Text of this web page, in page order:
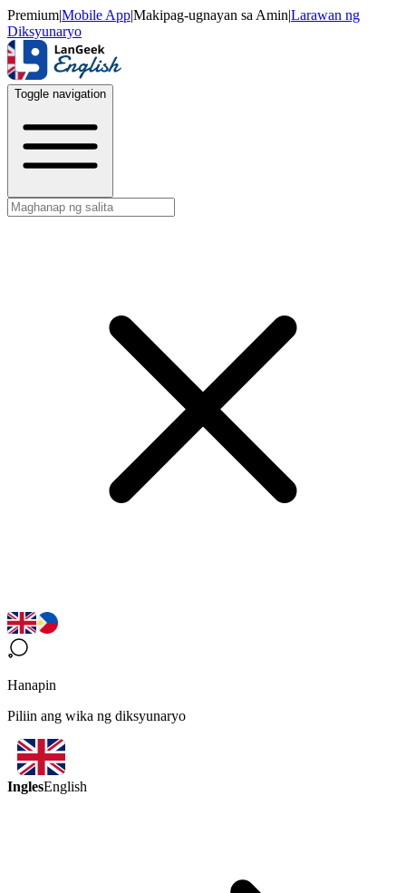
Premium|Mobile App|Makipag-ugnayan sa Amin|Larawan ng
Diksyunaryo
Toggle navigation
Hanapin
Piliin ang wika ng diksyunaryo
InglesEnglish